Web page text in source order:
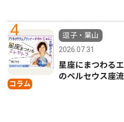
4
コラム
逗子・葉山
2026.07.31
星座にまつわる
のペルセウス座流